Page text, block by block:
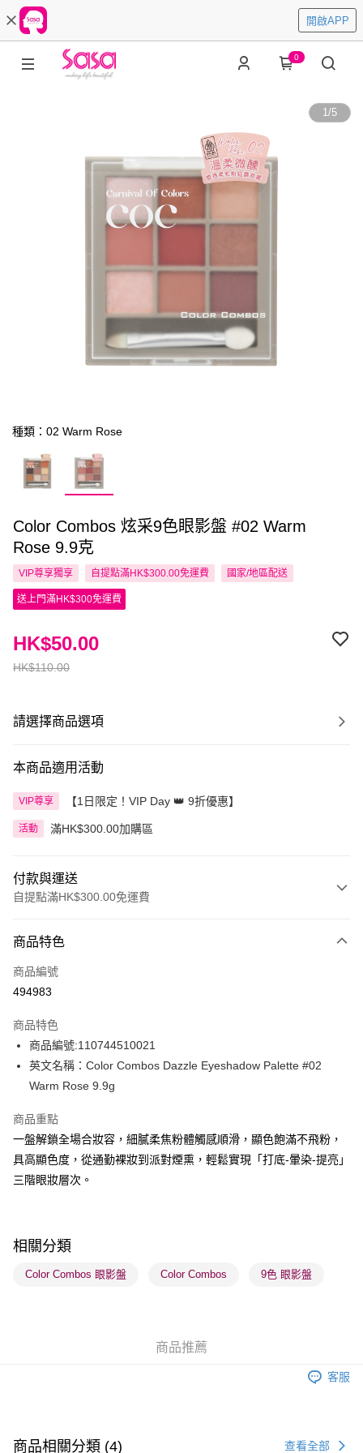
開啟APP
0
1/5
種類：02 Warm Rose
Color Combos 炫采9色眼影盤 #02 Warm
Rose 9.9克
VIP尊享獨享 自提點滿HK$300.00免運費 國家/地區配送
送上門滿HK$300免運費
HK$110.00
HK$50.00
請選擇商品選項
本商品適用活動
VIP尊享 【1日限定！VIP Day 👑 9折優惠】
活動 滿HK$300.00加購區
付款與運送
自提點滿HK$300.00免運費
信用卡
Apple Pay
PayMe
WeChat Pay
送貨方式
順豐自助櫃 - 確認發貨後1-3個工作天送達
每筆HK$65.00，滿HK$300.00或以上免運費
每筆HK$65.00，滿HK$300.00或以上免運費
確認發貨後1-3 工作天送達，訂單將隨機分配至SF順豐速運或京東
(香港門市) 只顯示可選門市。確認發貨後2-5個工作天到店，3天內
取。逾期會取消訂單，並不會安排重寄
商品特色
商品編號
494983
商品特色
商品編號:110744510021
英文名稱：Color Combos Dazzle Eyeshadow Palette #02
Warm Rose 9.9g
商品重點
一盤解鎖全場合妝容，細膩柔焦粉體觸感順滑，顯色飽滿不飛粉，
具高顯色度，從通勤裸妝到派對煙熏，輕鬆實現「打底-暈染-提亮」
三階眼妝層次。
相關分類
Color Combos 眼影盤 Color Combos 9色 眼影盤
商品推薦
客服
商品相關分類 (4) 查看全部